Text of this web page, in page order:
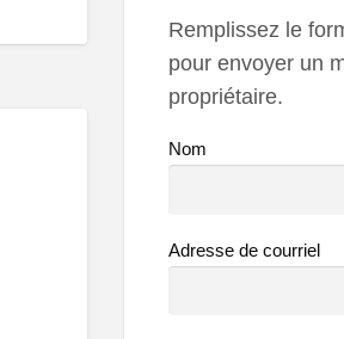
Remplissez le
pour envoyer un
propriétaire.
Nom
Adresse de courriel